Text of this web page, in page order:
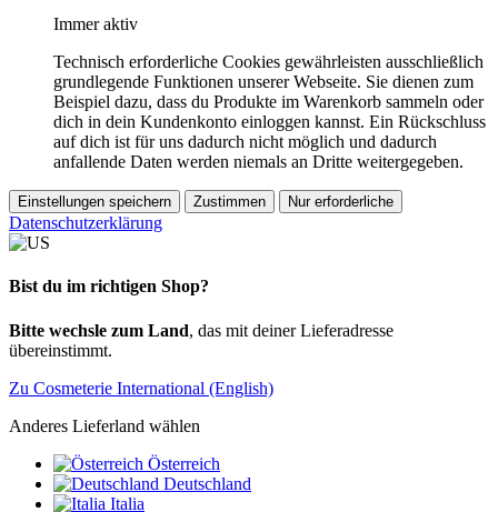
Immer aktiv
Technisch erforderliche Cookies gewährleisten ausschließlich
grundlegende Funktionen unserer Webseite. Sie dienen zum
Beispiel dazu, dass du Produkte im Warenkorb sammeln oder
dich in dein Kundenkonto einloggen kannst. Ein Rückschluss
auf dich ist für uns dadurch nicht möglich und dadurch
anfallende Daten werden niemals an Dritte weitergegeben.
Einstellungen speichern Zustimmen Nur erforderliche
Datenschutzerklärung
Bist du im richtigen Shop?
Bitte wechsle zum Land, das mit deiner Lieferadresse
übereinstimmt.
Zu Cosmeterie International (English)
Anderes Lieferland wählen
Österreich
Deutschland
Italia